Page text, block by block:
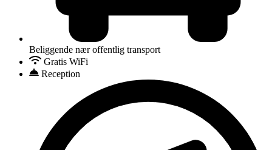
Beliggende nær offentlig transport
Gratis WiFi
Reception